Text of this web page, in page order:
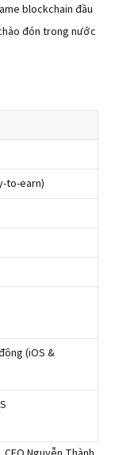
blockchain đầu
đón trong nước
to-earn)
(iOS &